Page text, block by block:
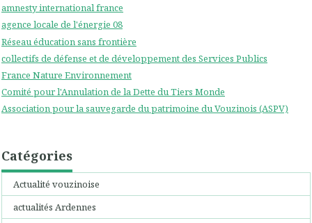
amnesty international france
agence locale de l'énergie 08
Réseau éducation sans frontière
collectifs de défense et de développement des Services Publics
France Nature Environnement
Comité pour l'Annulation de la Dette du Tiers Monde
Association pour la sauvegarde du patrimoine du Vouzinois (ASPV)
Catégories
Actualité vouzinoise
actualités Ardennes